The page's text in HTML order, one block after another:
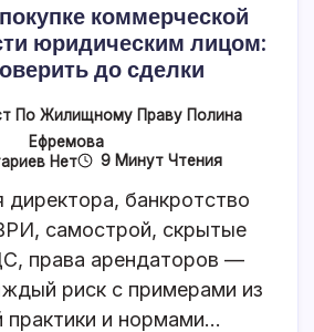
коммерческой
юридическим лицом:
до сделки
По Жилищному Праву Полина
Ефремова
К
Риски
При
Покупке
Коммерческой
Недвижимости
Юридическим
Лицом:
Что
Нет 9 Минут Чтения
банкротство
самострой, скрытые
права арендаторов —
риск с примерами из
практики и нормами…